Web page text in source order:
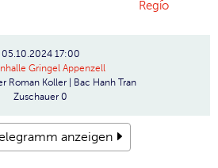
Regio
05.10.2024 17:00
Gringel Appenzell
Roman Koller | Bac Hanh Tran
Zuschauer 0
anzeigen